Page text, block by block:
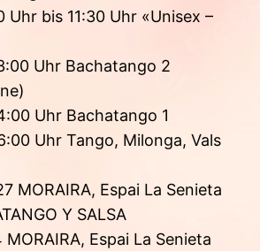
Uhr bis 11:30 Uhr «Unisex –
Uhr Bachatango 2
Uhr Bachatango 1
Uhr Tango, Milonga, Vals
MORAIRA, Espai La Senieta
Y SALSA
MORAIRA, Espai La Senieta